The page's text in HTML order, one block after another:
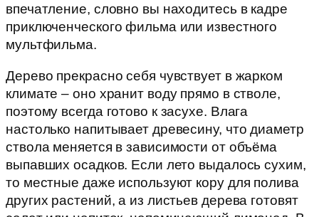
впечатление, словно вы находитесь в кадре
приключенческого фильма или известного
мультфильма.
Дерево прекрасно себя чувствует в жарком
климате – оно хранит воду прямо в стволе,
поэтому всегда готово к засухе. Влага
настолько напитывает древесину, что диаметр
ствола меняется в зависимости от объёма
выпавших осадков. Если лето выдалось сухим,
то местные даже используют кору для полива
других растений, а из листьев дерева готовят